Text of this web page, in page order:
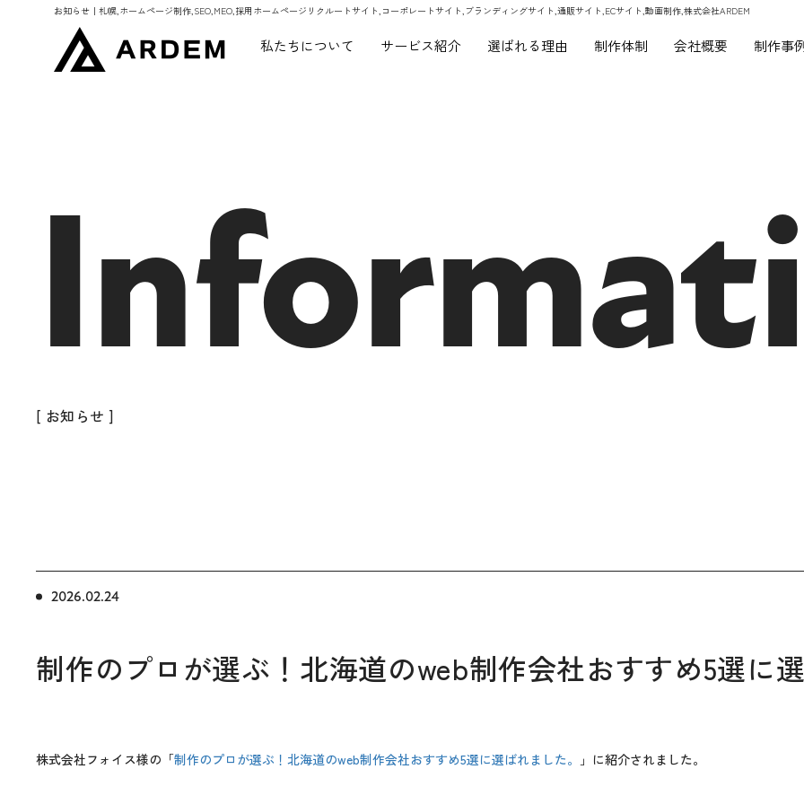
お知らせ｜札幌,ホームページ制作,SEO,MEO,採用ホームページリクルートサイト,コーポレートサイト,ブランディングサイト,通販サイト,ECサイト,動画制作,株式会社ARDEM
私たちについて サービス紹介 選ばれる理由 制作体制 会社概要 制作事
[ お知らせ ]
2026.02.24
制作のプロが選ぶ！北海道のweb制作会社おすすめ5選に選
株式会社フォイス様の「制作のプロが選ぶ！北海道のweb制作会社おすすめ5選に選ばれました。 」に紹介されました。